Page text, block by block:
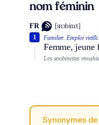
nom féminin
FR [snɔbinɛt]
Familier. Emploi vieilli.
Femme, jeune
1
Les snobinettes
Synonymes de